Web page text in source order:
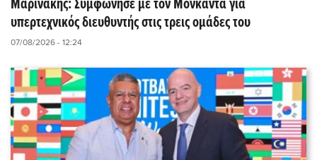
Μαρινάκης: Συμφώνησε με τον Μονκαντά για
υπερτεχνικός διευθυντής στις τρεις ομάδες του
07/08/2026 - 12:24